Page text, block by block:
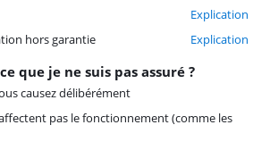
Explication
hors garantie
Explication
que je ne suis pas assuré ?
causez délibérément
pas le fonctionnement (comme les